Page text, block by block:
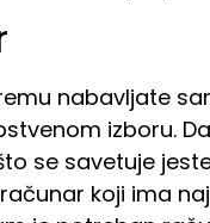
nabavljate
izboru.
se savetuje
koji ima